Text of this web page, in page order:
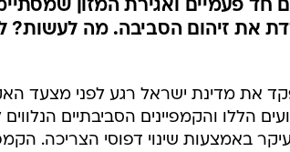
יותר
עידן